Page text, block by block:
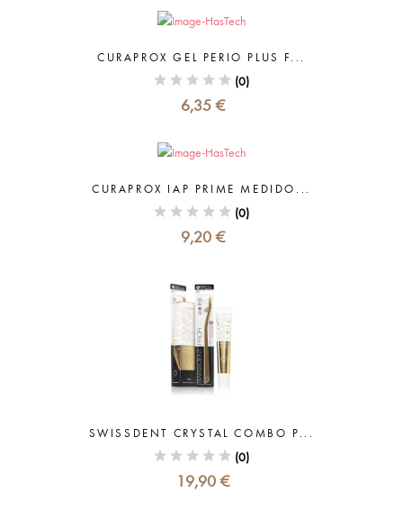
CURAPROX GEL PERIO PLUS F...
(0)
6,35 €
CURAPROX IAP PRIME MEDIDO...
(0)
9,20 €
SWISSDENT CRYSTAL COMBO P...
(0)
19,90 €